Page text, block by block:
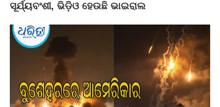
ସୂର୍ଯ୍ୟବଂଶୀ, ଭିଡ଼ିଓ ହେଉଛି ଭାଇରାଲ